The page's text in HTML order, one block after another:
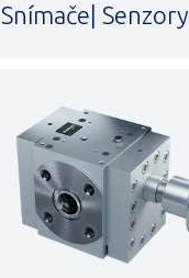
Snímače| Senzory